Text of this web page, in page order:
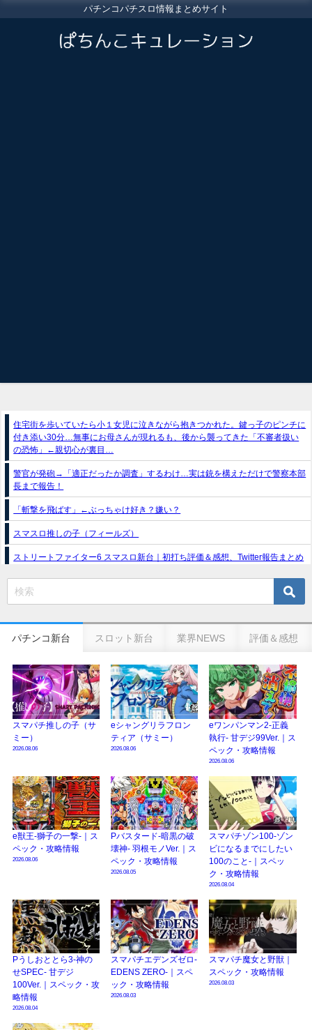
パチンコパチスロ情報まとめサイト
住宅街を歩いていたら小１女児に泣きながら抱きつかれた。鍵っ子のピンチに
付き添い30分…無事にお母さんが現れるも、後から襲ってきた「不審者扱い
の恐怖」←親切心が裏目…
警官が発砲→「適正だったか調査」するわけ…実は銃を構えただけで警察本部
長まで報告！
「斬撃を飛ばす」←ぶっちゃけ好き？嫌い？
スマスロ推しの子（フィールズ）
ストリートファイター6 スマスロ新台｜初打ち評価＆感想、Twitter報告まとめ
e獣王-獅子の一撃-｜スペック・攻略情報
新台パチンコ『e魔女と野獣』公式PV動画｜LT直行型399帯、運命分岐から上
eSAOアリシゼーション夜空『ファン試打会』感想＆画像報告まとめ｜金木犀
日遊協、ファン調査2025を発表｜使用金額中央値「1万円-3万円/1回」「遊技
歴20年以上が50％以上」等々…
【2025年】エイプリルフール話題（ネタ）まとめ｜ぱちんこパチスロ関連【4
月1日】
パチンコ新台 スロット新台 業界NEWS 評価＆感想
スマパチ推しの子（サ
ミー）
2026.08.06
eシャングリラフロン
ティア（サミー）
2026.08.06
eワンパンマン2-正義
執行- 甘デジ99Ver.｜ス
ペック・攻略情報
2026.08.06
e獣王-獅子の一撃-｜ス
ペック・攻略情報
2026.08.06
Pバスタード-暗黒の破
壊神- 羽根モノVer.｜ス
ペック・攻略情報
2026.08.05
スマパチゾン100-ゾン
ビになるまでにしたい
100のこと-｜スペッ
ク・攻略情報
2026.08.04
Pうしおととら3-神の
せSPEC- 甘デジ
100Ver.｜スペック・攻
略情報
2026.08.04
スマパチエデンズゼロ-
EDENS ZERO-｜スペ
ック・攻略情報
2026.08.03
スマパチ魔女と野獣｜
スペック・攻略情報
2026.08.03